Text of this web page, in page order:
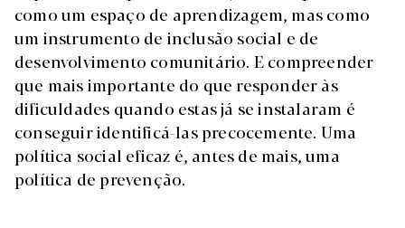
como um espaço de aprendizagem, mas como
um instrumento de inclusão social e de
desenvolvimento comunitário. E compreender
que mais importante do que responder às
dificuldades quando estas já se instalaram é
conseguir identificá-las precocemente. Uma
política social eficaz é, antes de mais, uma
política de prevenção.